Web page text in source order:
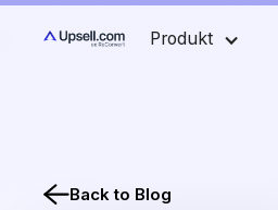
Produkt
Back to Blog